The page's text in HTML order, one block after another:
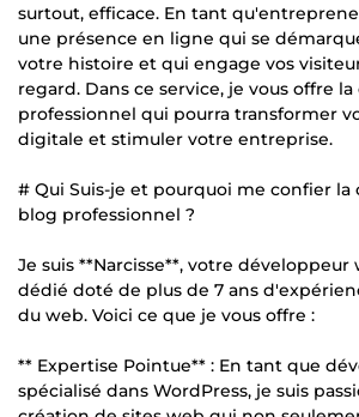
surtout, efficace. En tant
une présence en ligne qui se
votre histoire et qui engage vos
regard. Dans ce service, je vous offre
professionnel qui pourra transformer
digitale et stimuler votre entreprise.
# Qui Suis-je et pourquoi me confier la
blog professionnel ?
Je suis **Narcisse**, votre développeur
dédié doté de plus de 7 ans
du web. Voici ce que je vous offre :
** Expertise Pointue** : En tant que
spécialisé dans WordPress, je suis